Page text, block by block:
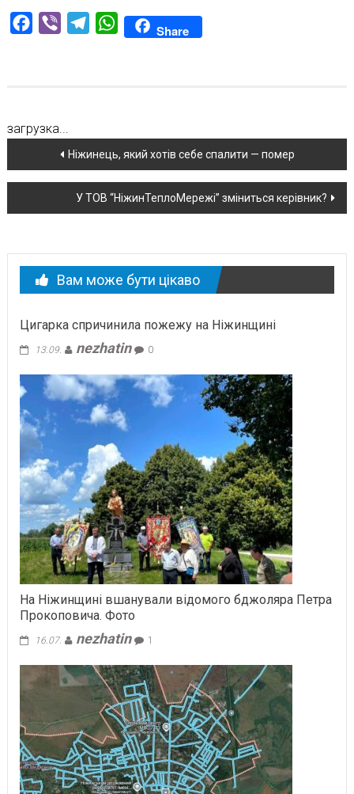
Facebook
Viber TelegramWhatsAppShare
загрузка...
Навігація
по
новині
Ніжинець, який хотів себе спалити — помер
У ТОВ “НіжинТеплоМережі” зміниться керівник?
Вам може бути цікаво
Цигарка спричинила пожежу на Ніжинщині
13.09. nezhatin 0
На Ніжинщині вшанували відомого бджоляра Петра
Прокоповича. Фото
16.07. nezhatin 1